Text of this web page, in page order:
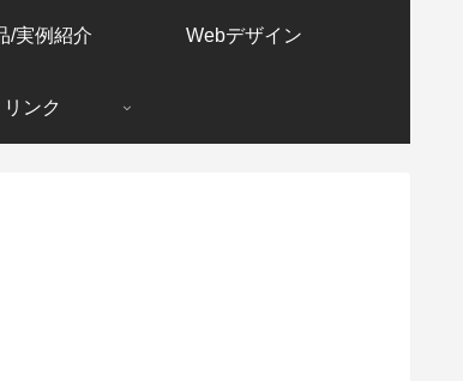
/実例紹介 Webデザイン
リンク